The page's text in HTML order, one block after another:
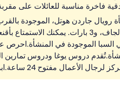
إطلالة
مصنفة
5.0
نجوم
فاخرة مناسبة للعائلات على
رويال جاردن هوتل، الموجودة
التنظيف الجاف، و3 بارات.
السبا الموجودة في المنشأة.احرص
مفتوح 24 ساعة.ابقَ على اتصال من خلال واي فاي مجاني داخل الغرفة.